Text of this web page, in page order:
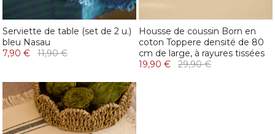
Serviette de table (set de 2 u.)
bleu Nasau
7,90 €
11,90 €
Housse de coussin Born en
coton Toppere densité de 80
cm de large, à rayures tissées
19,90 €
29,90 €